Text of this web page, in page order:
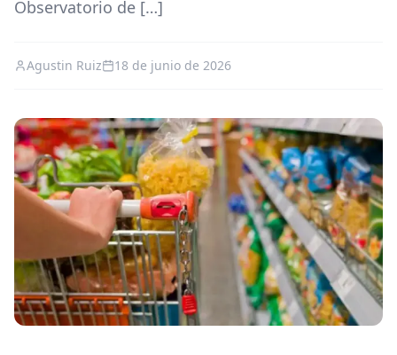
Observatorio de […]
Agustin Ruiz 18 de junio de 2026